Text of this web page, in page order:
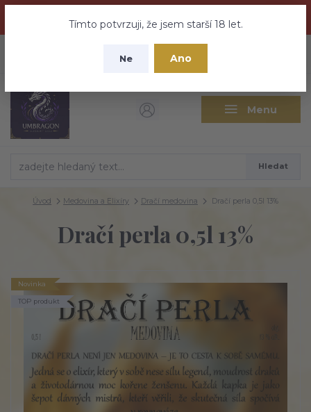
nebuďte vyděšeni zde najdete vše a ještě mnohem víc
Tímto potvrzuji, že jsem starší 18 let.
Ne Ano
Menu
CZK
Hledat
Úvod Medovina a Elixíry Dračí medovina Dračí perla 0,5l 13%
Dračí perla 0,5l 13%
Novinka
TOP produkt